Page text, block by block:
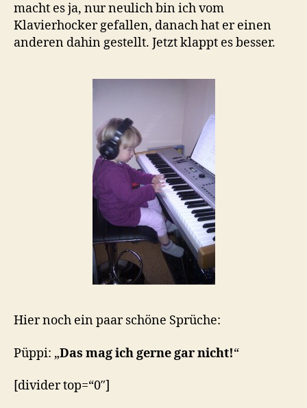
macht es ja, nur neulich bin ich vom
Klavierhocker gefallen, danach hat er einen
anderen dahin gestellt. Jetzt klappt es besser.
Hier noch ein paar schöne Sprüche:
Püppi: „Das mag ich gerne gar nicht!“
[divider top=“0″]